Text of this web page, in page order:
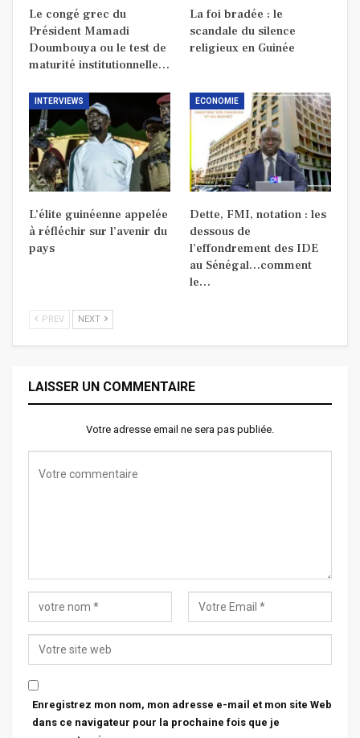
Le congé grec du
Président Mamadi
Doumbouya ou le test de
maturité institutionnelle…
La foi bradée : le
scandale du silence
religieux en Guinée
INTERVIEWS
L’élite guinéenne appelée
à réfléchir sur l’avenir du
pays
ECONOMIE
Dette, FMI, notation : les
dessous de
l’effondrement des IDE
au Sénégal…comment
le…
PREV NEXT
LAISSER UN COMMENTAIRE
Votre adresse email ne sera pas publiée.
Enregistrez mon nom, mon adresse e-mail et mon site Web
dans ce navigateur pour la prochaine fois que je